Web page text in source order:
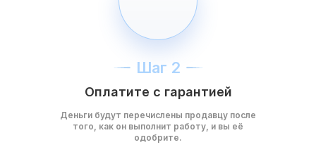
Шаг 2
Оплатите с гарантией
Деньги будут перечислены продавцу после
того, как он выполнит работу, и вы её
одобрите.